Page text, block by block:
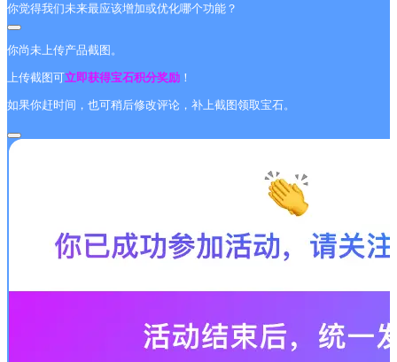
你觉得我们未来最应该增加或优化哪个功能？
你尚未上传产品截图。
上传截图可立即获得宝石积分奖励 ！
如果你赶时间，也可稍后修改评论，补上截图领取宝石。